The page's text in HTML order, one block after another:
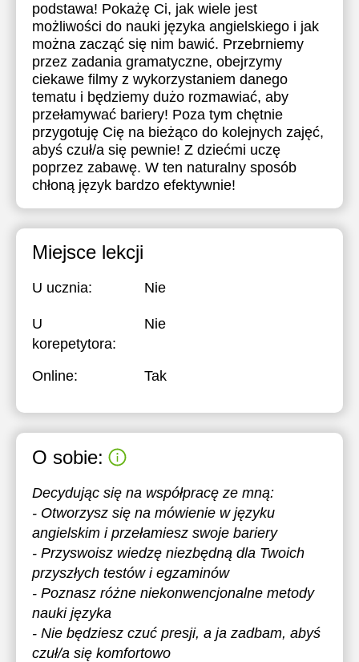
podstawa! Pokażę Ci, jak wiele jest
możliwości do nauki języka angielskiego i jak
można zacząć się nim bawić. Przebrniemy
przez zadania gramatyczne, obejrzymy
ciekawe filmy z wykorzystaniem danego
tematu i będziemy dużo rozmawiać, aby
przełamywać bariery! Poza tym chętnie
przygotuję Cię na bieżąco do kolejnych zajęć,
abyś czuł/a się pewnie! Z dziećmi uczę
poprzez zabawę. W ten naturalny sposób
chłoną język bardzo efektywnie!
Miejsce lekcji
U ucznia: Nie
U
korepetytora:
Nie
Online: Tak
O sobie:
Decydując się na współpracę ze mną:
- Otworzysz się na mówienie w języku
angielskim i przełamiesz swoje bariery
- Przyswoisz wiedzę niezbędną dla Twoich
przyszłych testów i egzaminów
- Poznasz różne niekonwencjonalne metody
nauki języka
- Nie będziesz czuć presji, a ja zadbam, abyś
czuł/a się komfortowo